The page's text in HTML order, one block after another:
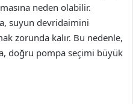
neden olabilir.
suyun devridaimini
zorunda kalır. Bu nedenle,
doğru pompa seçimi büyük